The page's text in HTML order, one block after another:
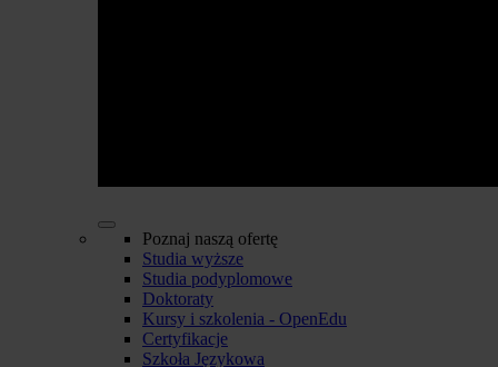
Poznaj naszą ofertę
Studia wyższe
Studia podyplomowe
Doktoraty
Kursy i szkolenia - OpenEdu
Certyfikacje
Szkoła Językowa